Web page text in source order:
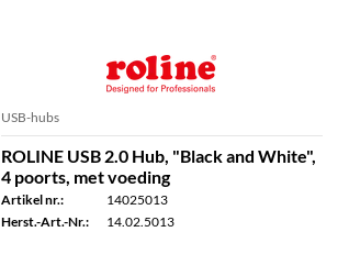
USB-hubs
ROLINE USB 2.0 Hub, "Black and White",
4 poorts, met voeding
Artikel nr.:
14025013
Herst.-Art.-Nr.:
14.02.5013